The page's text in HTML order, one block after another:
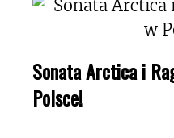
Sonata Arctica i
Polsce!